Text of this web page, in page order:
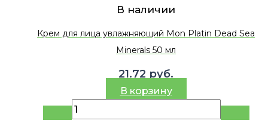
В наличии
Крем для лица увлажняющий Mon Platin Dead Sea
Minerals 50 мл
21.72 руб.
В корзину